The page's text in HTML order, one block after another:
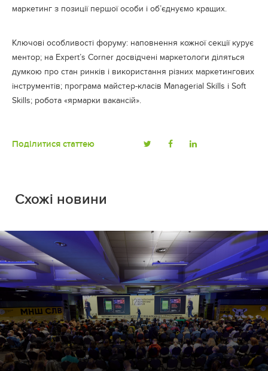
маркетинг з позиції першої особи і об’єднуємо кращих.
Ключові особливості форуму: наповнення кожної секції курує
ментор; на Expert’s Corner досвідчені маркетологи діляться
думкою про стан ринків і використання різних маркетингових
інструментів; програма майстер-класів Managerial Skills і Soft
Skills; робота «ярмарки вакансій».
Поділитися статтею
Схожі новини